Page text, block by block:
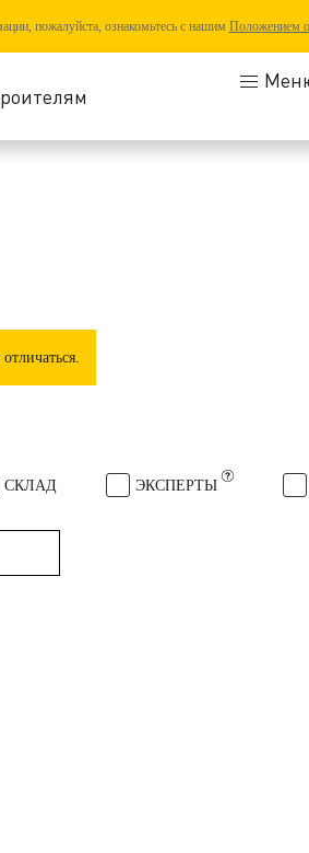
пожалуйста, ознакомьтесь с нашим Положением
СКЛАД ЭКСПЕРТЫ